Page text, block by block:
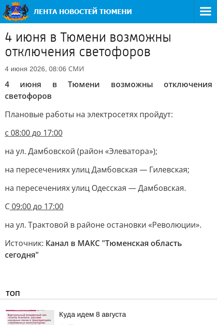
4 июня в Тюмени возможны
отключения светофоров
4 июня 2026, 08:06 СМИ
4 июня в Тюмени возможны отключения
светофоров
Плановые работы на электросетях пройдут:
с 08:00 до 17:00
на ул. Дамбовской (район «Элеватора»);
на пересечениях улиц Дамбовская — Гилевская;
на пересечениях улиц Одесская — Дамбовская.
С09:00 до 17:00
на ул. Трактовой в районе остановки «Революции».
Источник: Канал в МАКС "Тюменская область
сегодня"
ТОП
Куда идем 8 августа